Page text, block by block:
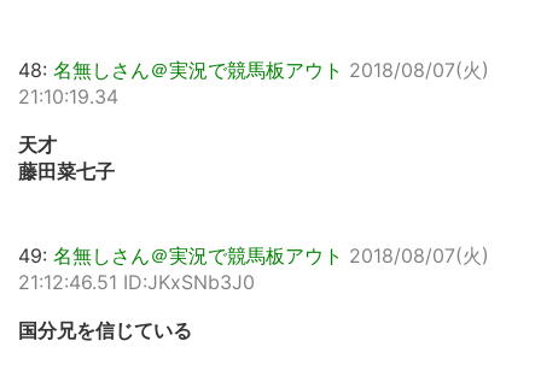
48: 名無しさん＠実況で競馬板アウト 2018/08/07(火)
21:10:19.34
天才
藤田菜七子
49: 名無しさん＠実況で競馬板アウト 2018/08/07(火)
21:12:46.51 ID:JKxSNb3J0
国分兄を信じている